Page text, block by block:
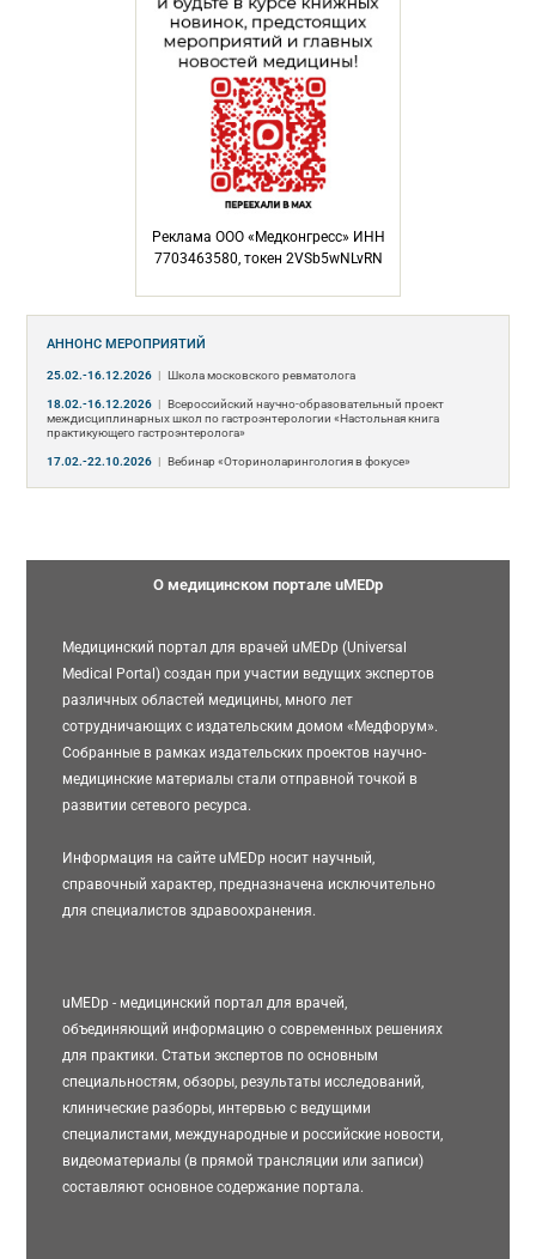
Реклама ООО «Медконгресс» ИНН
7703463580, токен 2VSb5wNLvRN
АННОНС МЕРОПРИЯТИЙ
25.02.-16.12.2026 | Школа московского ревматолога
18.02.-16.12.2026 | Всероссийский научно-образовательный проект
междисциплинарных школ по гастроэнтерологии «Настольная книга
практикующего гастроэнтеролога»
17.02.-22.10.2026 | Вебинар «Оториноларингология в фокусе»
О медицинском портале uMEDp
Медицинский портал для врачей uMEDp (Universal
Medical Portal) создан при участии ведущих экспертов
различных областей медицины, много лет
сотрудничающих с издательским домом «Медфорум».
Собранные в рамках издательских проектов научно-
медицинские материалы стали отправной точкой в
развитии сетевого ресурса.
Информация на сайте uMEDp носит научный,
справочный характер, предназначена исключительно
для специалистов здравоохранения.
uMEDp - медицинский портал для врачей,
объединяющий информацию о современных решениях
для практики. Статьи экспертов по основным
специальностям, обзоры, результаты исследований,
клинические разборы, интервью с ведущими
специалистами, международные и российские новости,
видеоматериалы (в прямой трансляции или записи)
составляют основное содержание портала.